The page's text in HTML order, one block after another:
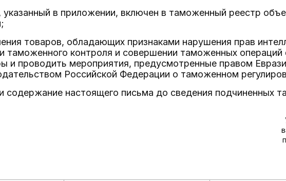
указанный в приложении, включен в таможенный реестр
товаров, обладающих признаками нарушения прав
таможенного контроля и совершении таможенных
и проводить мероприятия, предусмотренные правом
Российской Федерации о таможенном
содержание настоящего письма до сведения подчиненных